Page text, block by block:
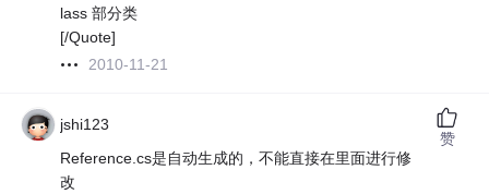
lass 部分类
[/Quote]
2010-11-21
jshi123
Reference.cs是自动生成的，不能直接在里面进行修
改
赞